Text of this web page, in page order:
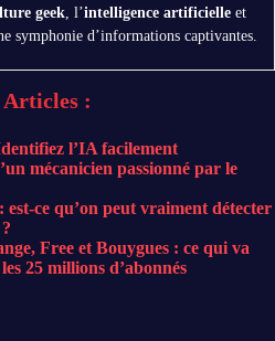
geek, l’intelligence artificielleet
symphonie d’informations captivantes.
:
l’IA facilement
mécanicien passionné par le
ce qu’on peut vraiment détecter
Free et Bouygues : ce qui va
25 millions d’abonnés